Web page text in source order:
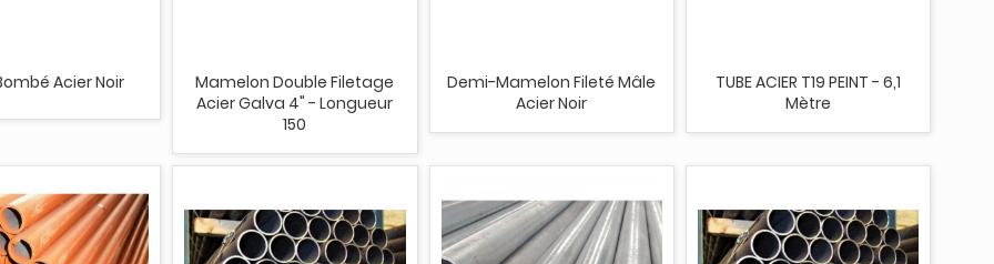
Acier Noir
Mamelon Double Filetage
Acier Galva 4" - Longueur
150
Demi-Mamelon Fileté Mâle
Acier Noir
TUBE ACIER T19 PEINT - 6,1
Mètre